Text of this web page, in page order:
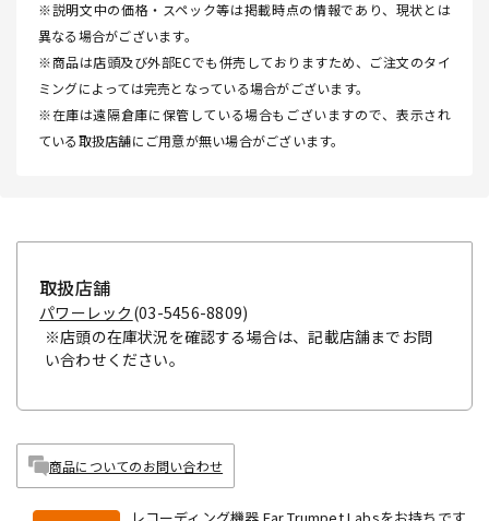
※説明文中の価格・スペック等は掲載時点の情報であり、現状とは
異なる場合がございます。
※商品は店頭及び外部ECでも併売しておりますため、ご注文のタイ
ミングによっては完売となっている場合がございます。
※在庫は遠隔倉庫に保管している場合もございますので、表示され
ている取扱店舗にご用意が無い場合がございます。
取扱店舗
パワーレック (03-5456-8809)
※店頭の在庫状況を確認する場合は、記載店舗までお問
い合わせください。
商品についてのお問い合わせ